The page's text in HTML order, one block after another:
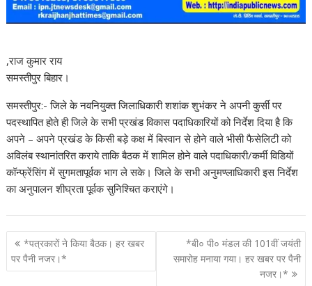
,राज कुमार राय
समस्तीपुर बिहार।
समस्तीपुर:- जिले के नवनियुक्त जिलाधिकारी शशांक शुभंकर ने अपनी कुर्सी पर
पदस्थापित होते ही जिले के सभी प्रखंड विकास पदाधिकारियों को निर्देश दिया है कि
अपने – अपने प्रखंड के किसी बड़े कक्ष में बिस्वान से होने वाले भीसी फैसेलिटी को
अविलंब स्थानांतरित कराये ताकि बैठक में शामिल होने वाले पदाधिकारी/कर्मी विडियों
कॉन्फ्रेंसिंग में सुगमतापूर्वक भाग ले सके। जिले के सभी अनुमण्लाधिकारी इस निर्देश
का अनुपालन शीघ्रता पूर्वक सुनिश्चित कराएंगे।
P
o
*पत्रकारों ने किया बैठक। हर खबर
पर पैनी नजर।*
*बी० पी० मंडल की 101वीं जयंती
समारोह मनाया गया। हर खबर पर पैनी
नजर।*